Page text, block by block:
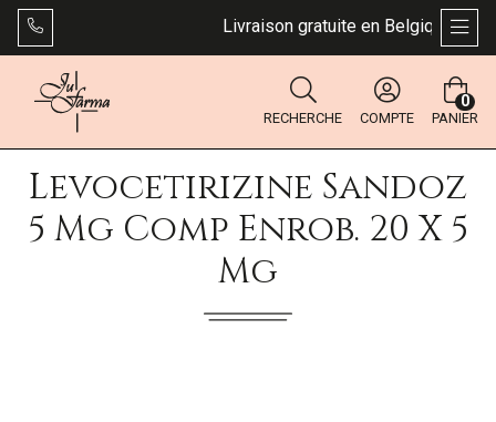
Livraison gratuite en Belgique dès
RECHERCHE COMPTE PANIER
0
Levocetirizine Sandoz
5 Mg Comp Enrob. 20 X 5
Mg